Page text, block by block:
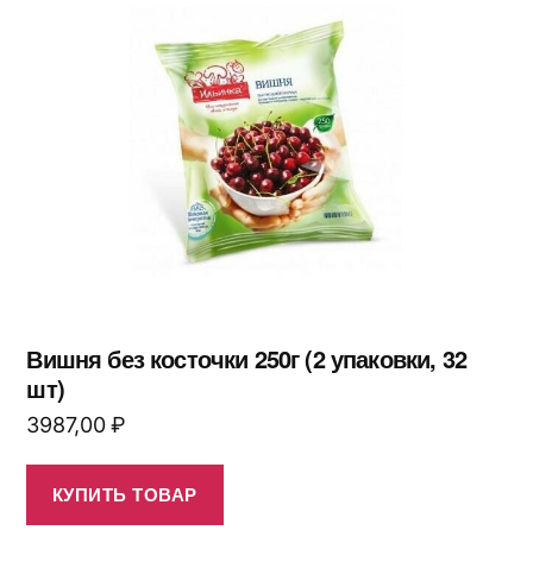
Вишня без косточки 250г (2 упаковки, 32
шт)
3987,00₽
КУПИТЬ ТОВАР